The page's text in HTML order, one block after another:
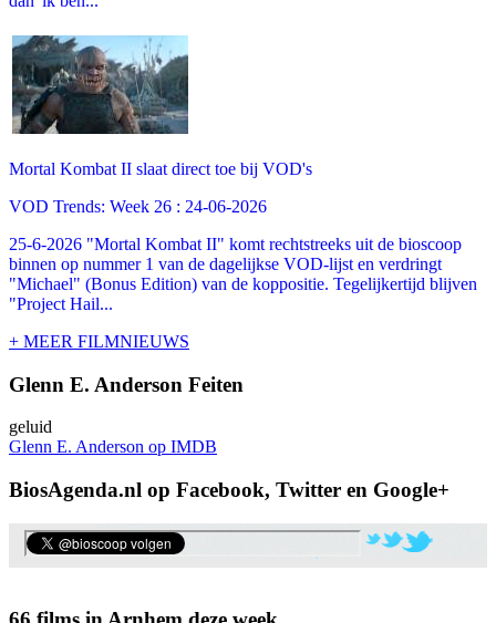
Mortal Kombat II slaat direct toe bij VOD's
VOD Trends: Week 26 : 24-06-2026
25-6-2026 "Mortal Kombat II" komt rechtstreeks uit de bioscoop
binnen op nummer 1 van de dagelijkse VOD-lijst en verdringt
"Michael" (Bonus Edition) van de koppositie. Tegelijkertijd blijven
"Project Hail...
+ MEER FILMNIEUWS
Glenn E. Anderson Feiten
geluid
Glenn E. Anderson op IMDB
BiosAgenda.nl op Facebook, Twitter en Google+